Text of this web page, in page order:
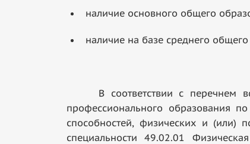
наличие основного общего
наличие на базе среднего
В соответствии с перечнем
профессионального образования
способностей, физических и (или)
специальности 49.02.01